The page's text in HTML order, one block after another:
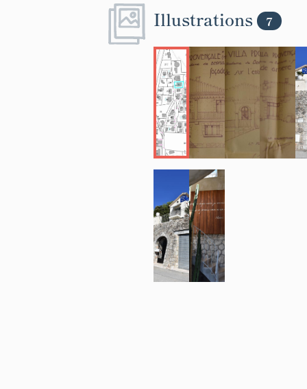
Illustrations 7